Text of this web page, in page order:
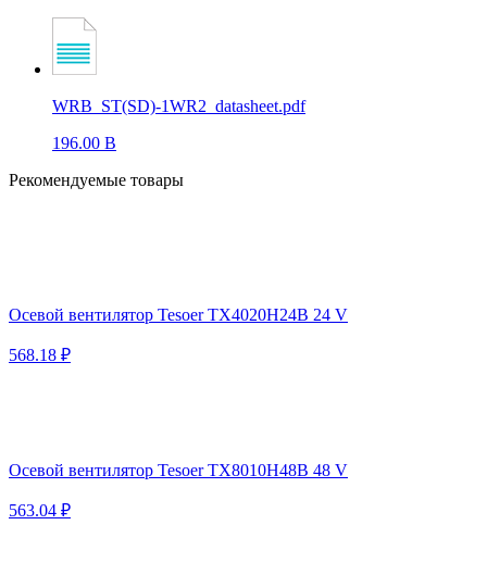
WRB_ST(SD)-1WR2_datasheet.pdf
196.00 B
Рекомендуемые товары
Осевой вентилятор Tesoer TX4020H24B 24 V
568.18 ₽
Осевой вентилятор Tesoer TX8010H48B 48 V
563.04 ₽